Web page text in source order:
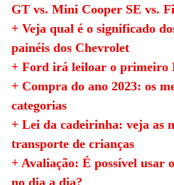
GT vs. Mini Cooper SE vs.
+ Veja qual é o significado
painéis dos Chevrolet
+ Ford irá leiloar o primeiro
+ Compra do ano 2023: os
categorias
+ Lei da cadeirinha: veja as
transporte de crianças
+ Avaliação: É possível usar
no dia a dia?